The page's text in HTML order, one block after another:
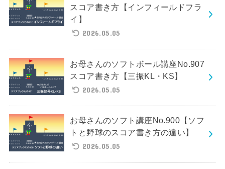
スコア書き方【インフィールドフラ
イ】
2026.05.05
お母さんのソフトボール講座No.907
スコア書き方【三振KL・KS】
2026.05.05
お母さんのソフト講座No.900【ソフ
トと野球のスコア書き方の違い】
2026.05.05